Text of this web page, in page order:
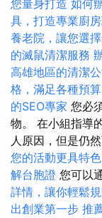
您量身打造 如何
具，打造專業廚
養老院，讓您選
的滅鼠清潔服務
高雄地區的清潔
格，滿足各種預
的SEO專家 您必
物。 在小組指導
人原因，但是仍
您的活動更具特色
解台胞證 您可以
詳情，讓你輕鬆
出創業第一步 推